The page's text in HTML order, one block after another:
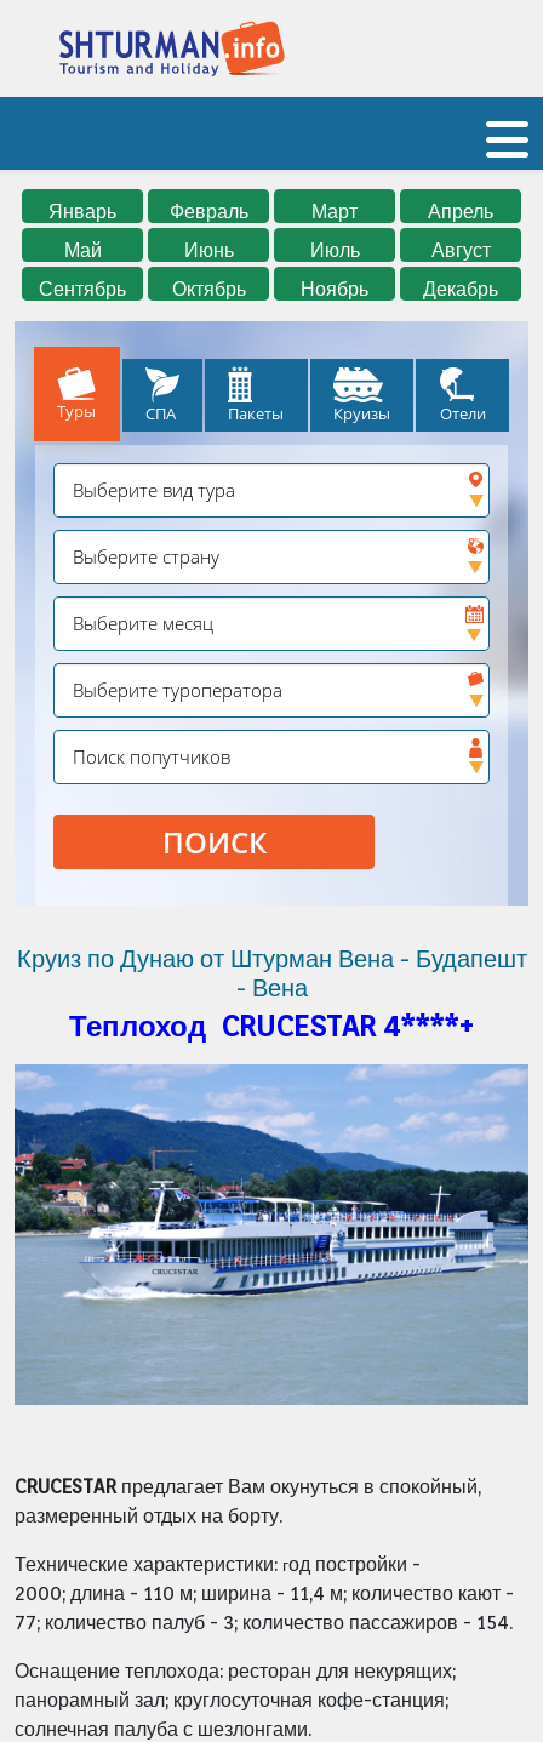
Январь Февраль Март
Апрель
Май
Июнь Июль
Август
Сентябрь
Октябрь Ноябрь Декабрь
Туры СПА Пакеты Круизы Отели
ПОИСК
Круиз по Дунаю от Штурман Вена - Будапешт
- Вена
Теплоход CRUCESTAR 4****+
CRUCESTAR предлагает Вам окунуться в спокойный,
размеренный отдых на борту.
Технические характеристики: год постройки -
2000; длина - 110 м; ширина - 11,4 м; количество кают -
77; количество палуб - 3; количество пассажиров - 154.
Оснащение теплохода: ресторан для некурящих;
панорамный зал; круглосуточная кофе-станция;
солнечная палуба с шезлонгами.